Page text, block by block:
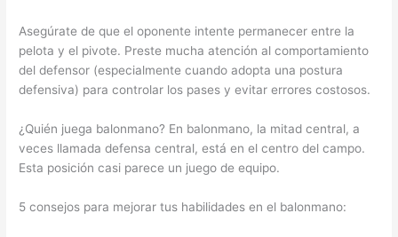
Asegúrate de que el oponente intente permanecer entre la
pelota y el pivote. Preste mucha atención al comportamiento
del defensor (especialmente cuando adopta una postura
defensiva) para controlar los pases y evitar errores costosos.
¿Quién juega balonmano? En balonmano, la mitad central, a
veces llamada defensa central, está en el centro del campo.
Esta posición casi parece un juego de equipo.
5 consejos para mejorar tus habilidades en el balonmano: